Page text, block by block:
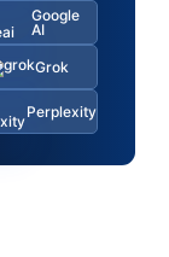
Google
AI
Grok
Perplexity